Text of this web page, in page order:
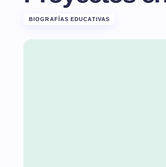
BIOGRAFÍAS EDUCATIVAS